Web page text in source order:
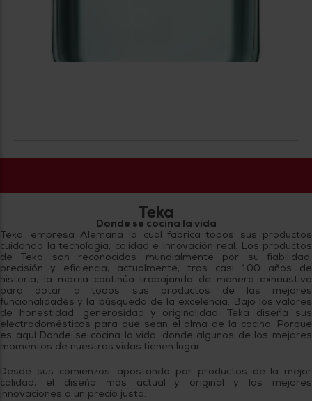
Teka
Donde se cocina la vida
Teka, empresa Alemana la cual fabrica todos sus productos
cuidando la tecnología, calidad e innovación real. Los productos
de Teka son reconocidos mundialmente por su fiabilidad,
precisión y eficiencia, actualmente, tras casi 100 años de
historia, la marca continúa trabajando de manera exhaustiva
para dotar a todos sus productos de las mejores
funcionalidades y la búsqueda de la excelencia. Bajo los valores
de honestidad, generosidad y originalidad, Teka diseña sus
electrodomésticos para que sean el alma de la cocina. Porque
es aquí Donde se cocina la vida, donde algunos de los mejores
momentos de nuestras vidas tienen lugar.
Desde sus comienzos, apostando por productos de la mejor
calidad, el diseño más actual y original y las mejores
innovaciones a un precio justo.